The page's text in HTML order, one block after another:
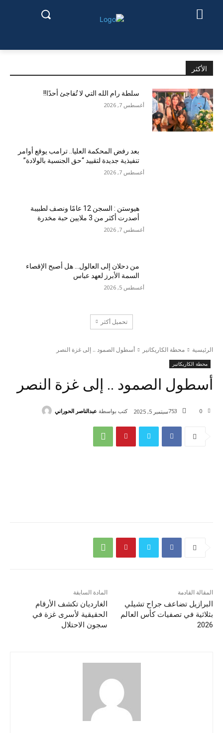
الأكثر
سلطة رام الله التي لا تُفاجئ أحدًا!!
أغسطس 7, 2026
بعد رفض المحكمة العليا.. ترامب يوقع أوامر
تنفيذية جديدة لتقييد “حق الجنسية بالولادة”
أغسطس 7, 2026
هيوستن : السجن 12 عامًا ونصف لطبيبة
أصدرت أكثر من 3 ملايين حبة مخدرة
أغسطس 7, 2026
من دحلان إلى العالول… هل أصبح الإقصاء
السمة الأبرز لعهد عباس
أغسطس 5, 2026
تحميل أكثر
الرئيسية محطة الكاريكاتير أسطول الصمود .. إلى غزة النصر
محطة الكاريكاتير
أسطول الصمود .. إلى غزة النصر
0
753سبتمبر 5, 2025 كتب بواسطة عبدالناصر الحوراني
المادة السابقة
الغارديان تكشف الأرقام
الحقيقية لأسرى غزة في
سجون الاحتلال
المقالة القادمة
البرازيل تضاعف جراح تشيلي
بثلاثية في تصفيات كأس العالم
2026